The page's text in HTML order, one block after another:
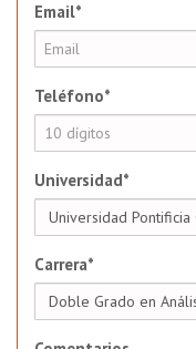
Email*
Teléfono*
Universidad*
Carrera*